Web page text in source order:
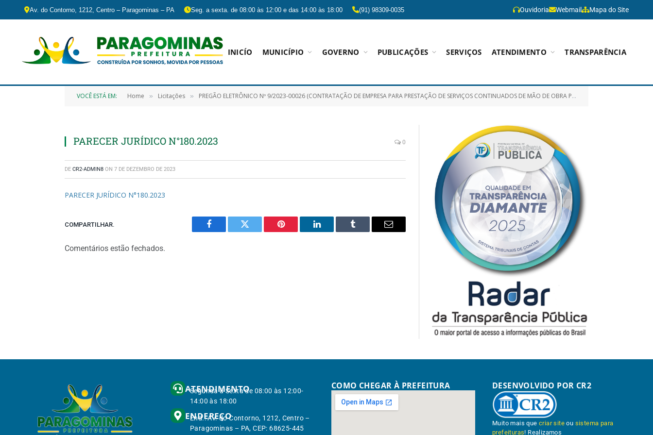
Av. do Contorno, 1212, Centro – Paragominas – PA Seg. a sexta. de 08:00 às 12:00 e das 14:00 às 18:00 (91) 98309-0035 Ouvidoria Webmail Mapa do Site
INICÍO MUNICÍPIO GOVERNO PUBLICAÇÕES SERVIÇOS ATENDIMENTO TRANSPARÊNCIA
VOCÊ ESTÁ EM: Home » Licitações » PREGÃO ELETRÔNICO Nº 9/2023-00026 (CONTRATAÇÃO DE EMPRESA PARA PRESTAÇÃO DE SERVIÇOS CONTINUADOS DE MÃO DE OBRA PARA LIMPEZA E CONSERVAÇÃO, BEM COMO COZINHEIRA, PROFISSIONAL DE LAVANDERIA E COVEIRO/AUXILIAR DE CONSERVAÇÃO, OBJETIVANDO ATENDER A SECRETARIA MUNICIPAL DE DESENVOLVIMENTO SOCIAL – SEMDES)
PARECER JURÍDICO N°180.2023 0
DE CR2-ADMIN8 ON 7 DE DEZEMBRO DE 2023
PARECER JURÍDICO N°180.2023
COMPARTILHAR.
Facebook Twitter Pinterest LinkedIn Tumblr Email
Comentários estão fechados.
ATENDIMENTO
Segunda à Sexta de 08:00 às 12:00-
14:00 às 18:00
ENDEREÇO
End.: Av. do Contorno, 1212, Centro –
Paragominas – PA, CEP: 68625-445
COMO CHEGAR À PREFEITURA DESENVOLVIDO POR CR2
Muito mais quecriar site ou sistema para
prefeituras! Realizamos